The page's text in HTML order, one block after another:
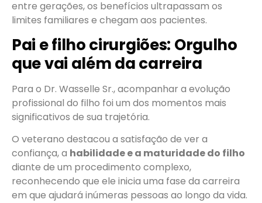
entre gerações, os benefícios ultrapassam os
limites familiares e chegam aos pacientes.
Pai e filho cirurgiões: Orgulho
que vai além da carreira
Para o Dr. Wasselle Sr., acompanhar a evolução
profissional do filho foi um dos momentos mais
significativos de sua trajetória.
O veterano destacou a satisfação de ver a
confiança, a habilidade e a maturidade do filho
diante de um procedimento complexo,
reconhecendo que ele inicia uma fase da carreira
em que ajudará inúmeras pessoas ao longo da vida.